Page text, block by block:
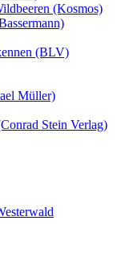
(Kosmos)
(BLV)
Müller)
Stein Verlag)